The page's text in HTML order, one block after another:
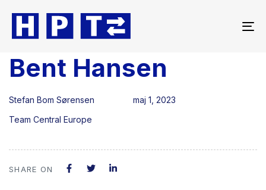
Bent Hansen
Author
Stefan Bom Sørensen
Published
on:
maj 1, 2023
Published
in:
Team Central Europe
SHARE ON